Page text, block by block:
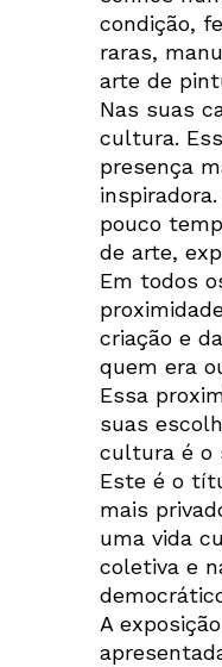
condição,
raras,
arte de
Nas suas
cultura.
presença
pouco
de arte,
Em todos
criação e
quem era
Essa
suas
cultura é o
Este é o
mais
uma vida
coletiva e
A